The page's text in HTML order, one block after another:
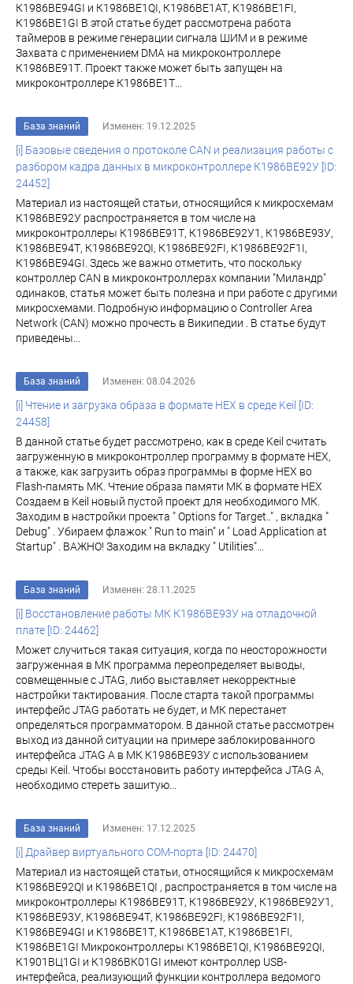
К1986ВЕ94GI и К1986ВЕ1QI, К1986ВЕ1АТ, К1986ВЕ1FI,
К1986ВЕ1GI В этой статье будет рассмотрена работа
таймеров в режиме генерации сигнала ШИМ и в режиме
Захвата с применением DMA на микроконтроллере
К1986ВЕ91Т. Проект также может быть запущен на
микроконтроллере К1986ВЕ1Т...
База знаний Изменен: 19.12.2025
[i] Базовые сведения о протоколе CAN и реализация работы с
разбором кадра данных в микроконтроллере К1986BE92У [ID:
24452]
Материал из настоящей статьи, относящийся к микросхемам
К1986ВЕ92У распространяется в том числе на
микроконтроллеры К1986ВЕ91Т, К1986ВЕ92У1, К1986ВЕ93У,
К1986ВЕ94Т, К1986ВЕ92QI, К1986ВЕ92FI, К1986ВЕ92F1I,
К1986ВЕ94GI. Здесь же важно отметить, что поскольку
контроллер CAN в микроконтроллерах компании "Миландр"
одинаков, статья может быть полезна и при работе с другими
микросхемами. Подробную информацию о Controller Area
Network (CAN) можно прочесть в Википедии . В статье будут
приведены...
База знаний Изменен: 08.04.2026
[i] Чтение и загрузка образа в формате HEX в среде Keil [ID:
24458]
В данной статье будет рассмотрено, как в среде Keil считать
загруженную в микроконтроллер программу в формате HEX,
а также, как загрузить образ программы в форме HEX во
Flash-память МК. Чтение образа памяти МК в формате HEX
Создаем в Keil новый пустой проект для необходимого МК.
Заходим в настройки проекта " Options for Target.." , вкладка "
Debug" . Убираем флажок " Run to main" и " Load Application at
Startup" . ВАЖНО! Заходим на вкладку " Utilities"...
База знаний Изменен: 28.11.2025
[i] Восстановление работы МК К1986ВЕ93У на отладочной
плате [ID: 24462]
Может случиться такая ситуация, когда по неосторожности
загруженная в МК программа переопределяет выводы,
совмещенные с JTAG, либо выставляет некорректные
настройки тактирования. После старта такой программы
интерфейс JTAG работать не будет, и МК перестанет
определяться программатором. В данной статье рассмотрен
выход из данной ситуации на примере заблокированного
интерфейса JTAG A в МК К1986BE93У с использованием
среды Keil. Чтобы восстановить работу интерфейса JTAG A,
необходимо стереть зашитую...
База знаний Изменен: 17.12.2025
[i] Драйвер виртуального COM-порта [ID: 24470]
Материал из настоящей статьи, относящийся к микросхемам
К1986ВЕ92QI и К1986ВЕ1QI , распространяется в том числе на
микроконтроллеры К1986ВЕ91Т, К1986ВЕ92У, К1986ВЕ92У1,
К1986ВЕ93У, К1986ВЕ94Т, К1986ВЕ92FI, К1986ВЕ92F1I,
К1986ВЕ94GI и К1986ВЕ1Т, К1986ВЕ1АТ, К1986ВЕ1FI,
К1986ВЕ1GI Микроконтроллеры К1986ВЕ1QI, К1986ВЕ92QI,
К1901ВЦ1GI и К1986ВК01GI имеют контроллер USB-
интерфейса, реализующий функции контроллера ведомого